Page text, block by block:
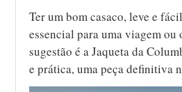
Ter um bom casaco, leve e
essencial para uma viagem
sugestão é a Jaqueta da
e prática, uma peça definitiva